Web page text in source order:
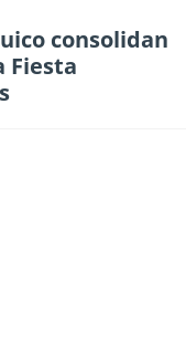
consolidan
Fiesta